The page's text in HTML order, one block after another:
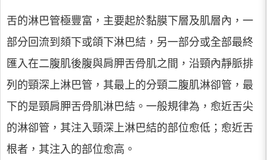
舌的淋巴管極豐富，主要起於黏膜下層及肌層內，一
部分回流到頦下或頜下淋巴結，另一部分或全部最終
匯入在二腹肌後腹與肩胛舌骨肌之間，沿頸內靜脈排
列的頸深上淋巴管，其最上的分頸二腹肌淋卻管，最
下的是頸肩胛舌骨肌淋巴結。一般規律為，愈近舌尖
的淋卻管，其注入頸深上淋巴結的部位愈低；愈近舌
根者，其注入的部位愈高。